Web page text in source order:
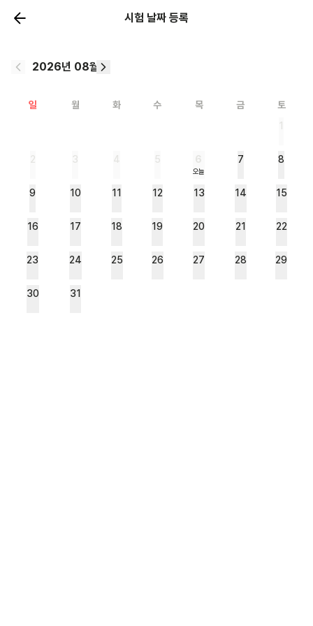
시험 날짜 등록
2026년 08월
일 월 화 수 목 금
토
1
2 3 4 5 6
오늘
7 8
9 10 11 12 13 14 15
16 17 18 19 20 21 22
23 24 25 26 27 28 29
30 31